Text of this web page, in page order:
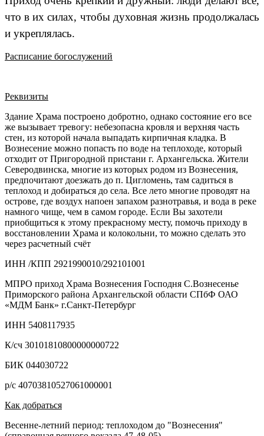
что в их силах, чтобы духовная жизнь продолжалась
и укреплялась.
Расписание богослужений
Реквизиты
Здание Храма построено добротно, однако состояние его все
же вызывает тревогу: небезопасна кровля и верхняя часть
стен, из которой начала выпадать кирпичная кладка. В
Вознесение можно попасть по воде на теплоходе, который
отходит от Пригородной пристани г. Архангельска. Жители
Северодвинска, многие из которых родом из Вознесения,
предпочитают доезжать до п. Цигломень, там садиться в
теплоход и добираться до села. Все лето многие проводят на
острове, где воздух напоен запахом разнотравья, и вода в реке
намного чище, чем в самом городе. Если Вы захотели
приобщиться к этому прекрасному месту, помочь приходу в
восстановлении Храма и колокольни, то можно сделать это
через расчетный счёт
ИНН /КПП 2921990010/292101001
МПРО приход Храма Вознесения Господня С.Вознесенье
Приморского района Архангельской области СПбФ ОАО
«МДМ Банк» г.Санкт-Петербург
ИНН 5408117935
К/сч 30101810800000000722
БИК 044030722
р/с 40703810527061000001
Как добраться
Весенне-летний период: теплоходом до "Вознесения"